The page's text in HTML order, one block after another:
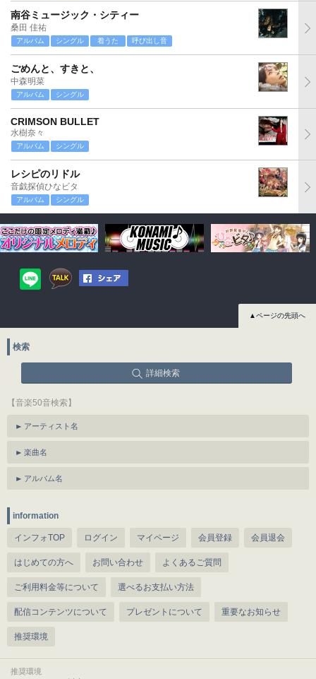
南谷ミュージック・シティー
桑田 佳祐
アルバム シングル 着うた 呼び出し音
ごめんと、すきと、
中森明菜
アルバム シングル
CRIMSON BULLET
水樹奈々
アルバム シングル
レシピのリドル
音戯探偵ひなビタ
アルバム シングル
▲ページの先頭へ
検索
詳細検索
【音楽50音検索】
アーティスト名
楽曲名
アルバム名
information
インフォTOP ログイン マイページ 会員登録 会員退会
はじめての方へ お問い合わせ よくあるご質問
ご利用料金等について 選べるお支払い方法
配信コンテンツについて プレゼントについて 重要なお知らせ
推奨環境
推奨環境